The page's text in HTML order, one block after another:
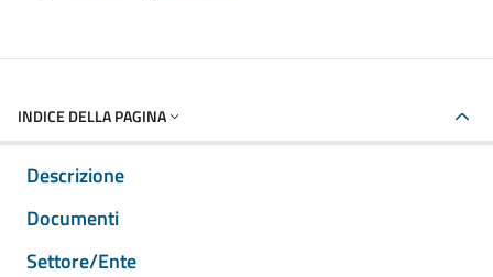
INDICE DELLA PAGINA
Descrizione
Documenti
Settore/Ente